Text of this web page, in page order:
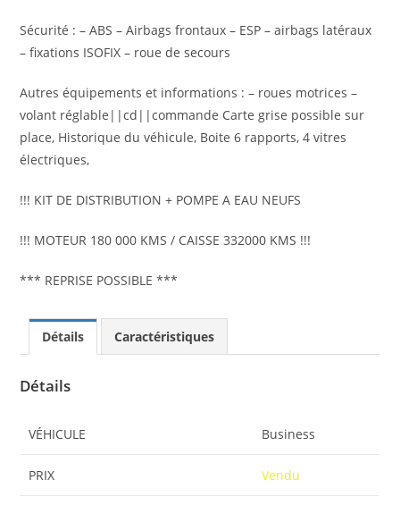
Sécurité : – ABS – Airbags frontaux – ESP – airbags latéraux
– fixations ISOFIX – roue de secours
Autres équipements et informations : – roues motrices –
volant réglable||cd||commande Carte grise possible sur
place, Historique du véhicule, Boite 6 rapports, 4 vitres
électriques,
!!! KIT DE DISTRIBUTION + POMPE A EAU NEUFS
!!! MOTEUR 180 000 KMS / CAISSE 332000 KMS !!!
*** REPRISE POSSIBLE ***
Détails Caractéristiques
Détails
VÉHICULE Business
PRIX Vendu